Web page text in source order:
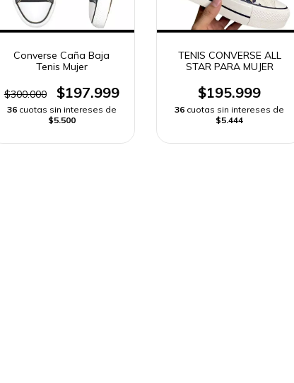
Converse Caña Baja
Tenis Mujer
$300.000 $197.999
36 cuotas sin intereses de
$5.500
TENIS CONVERSE ALL
STAR PARA MUJER
$195.999
36 cuotas sin intereses de
$5.444